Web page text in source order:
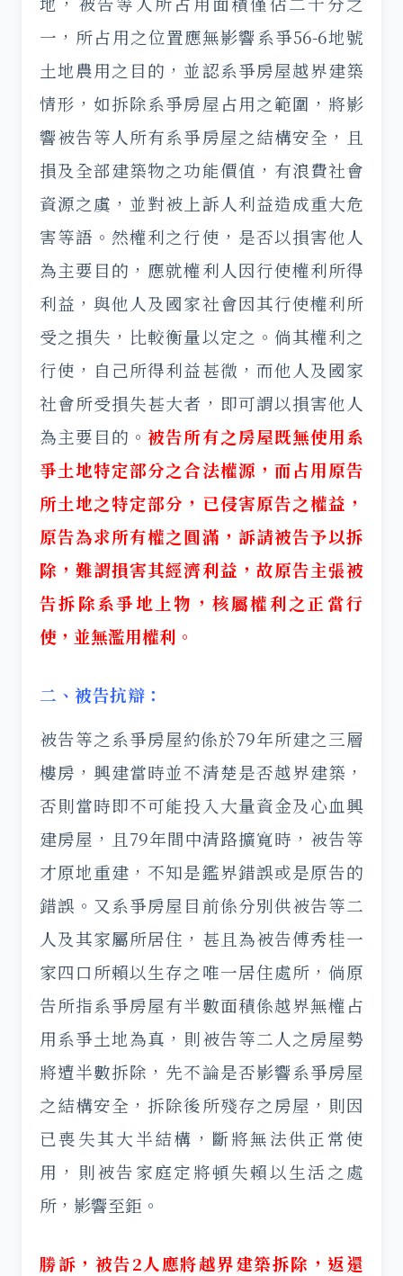
一，所占用之位置應無影響系爭56-6地號
土地農用之目的，並認系爭房屋越界建築
情形，如拆除系爭房屋占用之範圍，將影
響被告等人所有系爭房屋之結構安全，且
損及全部建築物之功能價值，有浪費社會
資源之虞，並對被上訴人利益造成重大危
害等語。然權利之行使，是否以損害他人
為主要目的，應就權利人因行使權利所得
利益，與他人及國家社會因其行使權利所
受之損失，比較衡量以定之。倘其權利之
行使，自己所得利益甚微，而他人及國家
社會所受損失甚大者，即可謂以損害他人
為主要目的。被告所有之房屋既無使用系
爭土地特定部分之合法權源，而占用原告
所土地之特定部分，已侵害原告之權益，
原告為求所有權之圓滿，訴請被告予以拆
除，難謂損害其經濟利益，故原告主張被
告拆除系爭地上物，核屬權利之正當行
使，並無濫用權利。
二、被告抗辯：
被告等之系爭房屋約係於79年所建之三層
樓房，興建當時並不清楚是否越界建築，
否則當時即不可能投入大量資金及心血興
建房屋，且79年間中清路擴寬時，被告等
才原地重建，不知是鑑界錯誤或是原告的
錯誤。又系爭房屋目前係分別供被告等二
人及其家屬所居住，甚且為被告傅秀桂一
家四口所賴以生存之唯一居住處所，倘原
告所指系爭房屋有半數面積係越界無權占
用系爭土地為真，則被告等二人之房屋勢
將遭半數拆除，先不論是否影響系爭房屋
之結構安全，拆除後所殘存之房屋，則因
已喪失其大半結構，斷將無法供正常使
用，則被告家庭定將頓失賴以生活之處
所，影響至鉅。
勝訴，被告2人應將越界建築拆除，返還